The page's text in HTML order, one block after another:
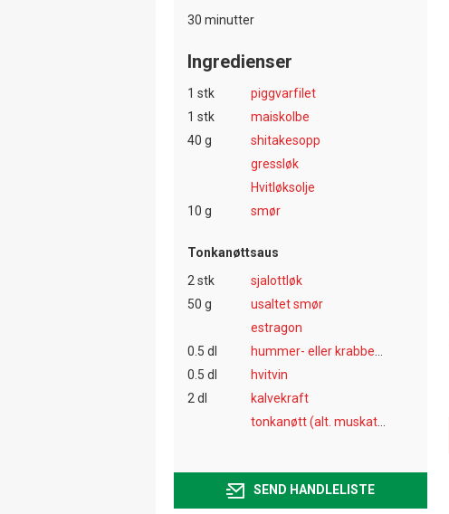
30 minutter
Ingredienser
1 stk
piggvarfilet
1 stk
maiskolbe
40 g
shitakesopp
gressløk
Hvitløksolje
10 g
smør
Tonkanøttsaus
2 stk
sjalottløk
50 g
usaltet smør
estragon
0.5 dl
0.5 dl
hvitvin
2 dl
kalvekraft
SEND HANDLELISTE